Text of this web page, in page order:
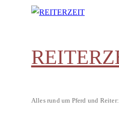
Alles rund um Pferd und